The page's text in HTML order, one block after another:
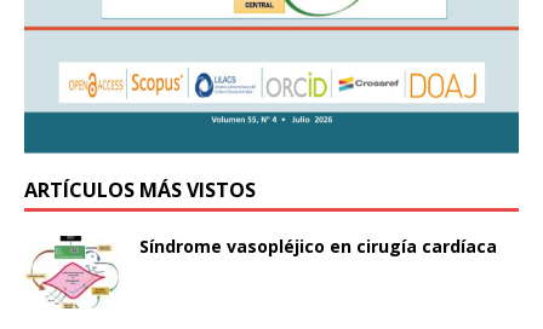
ARTÍCULOS MÁS VISTOS
Síndrome vasopléjico en cirugía cardíaca